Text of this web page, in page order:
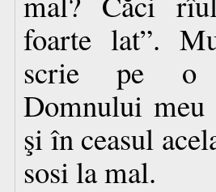
foarte lat”.
scrie pe o
Domnului
şi în ceasul
sosi la mal.